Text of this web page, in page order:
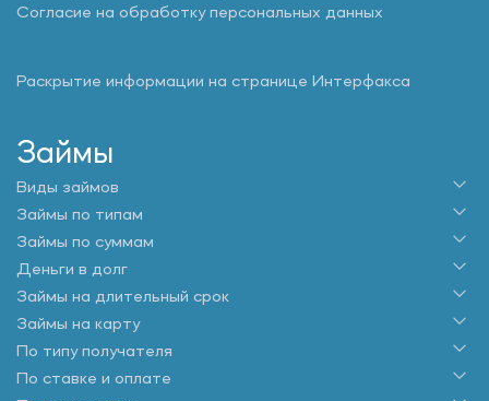
Согласие на обработку персональных данных
Раскрытие информации на странице Интерфакса
Займы
Виды займов
Займы по типам
Займы по суммам
Деньги в долг
Займы на длительный срок
Займы на карту
По типу получателя
По ставке и оплате